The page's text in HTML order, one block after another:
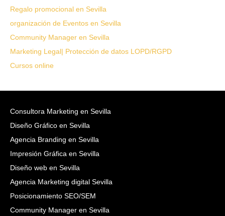
Regalo promocional en Sevilla
organización de Eventos en Sevilla
Community Manager en Sevilla
Marketing Legal| Protección de datos LOPD/RGPD
Cursos online
Consultora Marketing en Sevilla
Diseño Gráfico en Sevilla
Agencia Branding en Sevilla
Impresión Gráfica en Sevilla
Diseño web en Sevilla
Agencia Marketing digital Sevilla
Posicionamiento SEO/SEM
Community Manager en Sevilla